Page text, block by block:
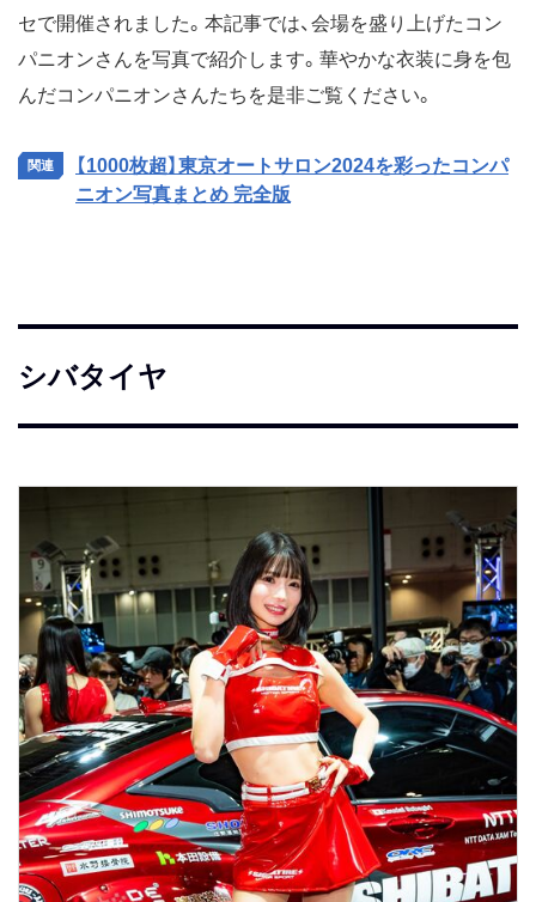
セで開催されました。本記事では、会場を盛り上げたコン
パニオンさんを写真で紹介します。華やかな衣装に身を包
んだコンパニオンさんたちを是非ご覧ください。
【1000枚超】東京オートサロン2024を彩ったコンパ
ニオン写真まとめ 完全版
シバタイヤ